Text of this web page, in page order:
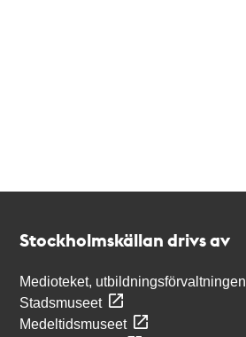
Stockholmskällan drivs av
Medioteket, utbildningsförvaltningen
Stadsmuseet
Medeltidsmuseet